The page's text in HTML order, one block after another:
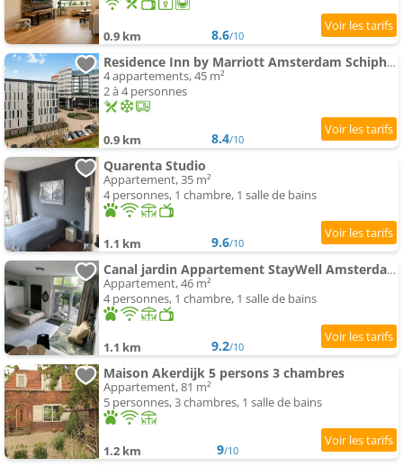
0.9 km 8.6/10
Residence Inn by Marriott Amsterdam Schiphol Airport
4 appartements, 45 m²
2 à 4 personnes
0.9 km 8.4/10
Quarenta Studio
Appartement, 35 m²
4 personnes, 1 chambre, 1 salle de bains
1.1 km 9.6/10
Canal jardin Appartement StayWell Amsterdam
Appartement, 46 m²
4 personnes, 1 chambre, 1 salle de bains
1.1 km 9.2/10
Maison Akerdijk 5 persons 3 chambres
Appartement, 81 m²
5 personnes, 3 chambres, 1 salle de bains
1.2 km 9/10